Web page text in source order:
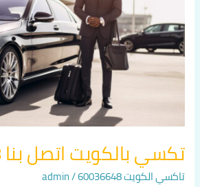
تكسي بالكويت اتصل بنا 60036648
تاكسي الكويت 60036648 /
admin
60036648